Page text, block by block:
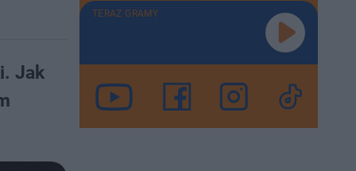
Jak
TERAZ GRAMY